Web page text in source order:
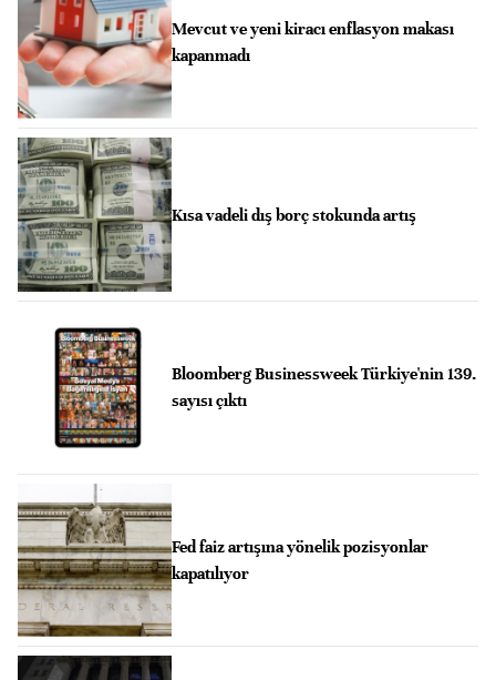
Mevcut ve yeni kiracı enflasyon makası
kapanmadı
Kısa vadeli dış borç stokunda artış
Bloomberg Businessweek Türkiye'nin 139.
sayısı çıktı
Fed faiz artışına yönelik pozisyonlar
kapatılıyor